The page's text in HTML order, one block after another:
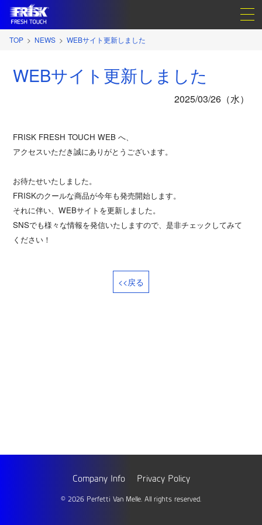
TOP NEWS WEBサイト更新しました
WEBサイト更新しました
2025/03/26（水）
FRISK FRESH TOUCH WEB へ、
アクセスいただき誠にありがとうございます。
お待たせいたしました。
FRISKのクールな商品が今年も発売開始します。
それに伴い、WEBサイトを更新しました。
SNSでも様々な情報を発信いたしますので、是非チェックしてみて
ください！
<<戻る
Company Info Privacy Policy
© 2026 Perfetti Van Melle. All rights reserved.